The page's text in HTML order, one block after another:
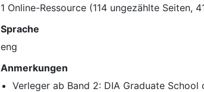
1 Online-Ressource (114 ungezählte Seiten,
Sprache
eng
Anmerkungen
Verleger ab Band 2: DIA Graduate